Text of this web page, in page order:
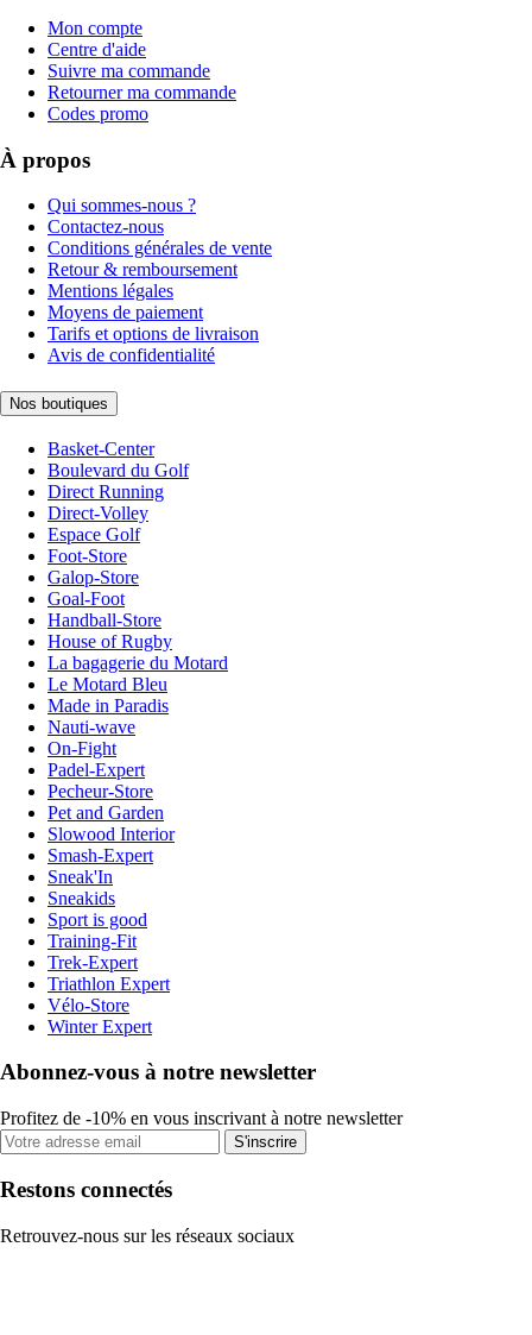
Mon compte
Centre d'aide
Suivre ma commande
Retourner ma commande
Codes promo
À propos
Qui sommes-nous ?
Contactez-nous
Conditions générales de vente
Retour & remboursement
Mentions légales
Moyens de paiement
Tarifs et options de livraison
Avis de confidentialité
Nos boutiques
Basket-Center
Boulevard du Golf
Direct Running
Direct-Volley
Espace Golf
Foot-Store
Galop-Store
Goal-Foot
Handball-Store
House of Rugby
La bagagerie du Motard
Le Motard Bleu
Made in Paradis
Nauti-wave
On-Fight
Padel-Expert
Pecheur-Store
Pet and Garden
Slowood Interior
Smash-Expert
Sneak'In
Sneakids
Sport is good
Training-Fit
Trek-Expert
Triathlon Expert
Vélo-Store
Winter Expert
Abonnez-vous à notre newsletter
Profitez de -10% en vous inscrivant à notre newsletter
S'inscrire
Restons connectés
Retrouvez-nous sur les réseaux sociaux